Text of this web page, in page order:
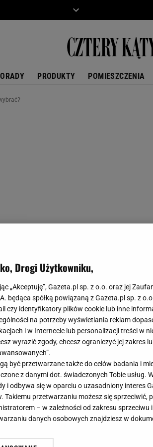
PRODUKTY POMIESZCZENIA
balkon - jakie
Drogi Użytkowniku,
„Akceptuję”, Gazeta.pl sp. z o.o. oraz jej
będąca spółką powiązaną z Gazeta.pl sp. z
czy identyfikatory plików cookie lub inne
na potrzeby wyświetlania reklam
i w Internecie lub personalizacji treści w
wyrazić zgody, chcesz ograniczyć jej zakres
być przetwarzane także do celów badania i
z danymi dot. świadczonych Tobie usług.
i odbywa się w oparciu o uzasadniony interes
Takiemu przetwarzaniu możesz się sprzeciwić,
– w zależności od zakresu
danych osobowych znajdziesz w